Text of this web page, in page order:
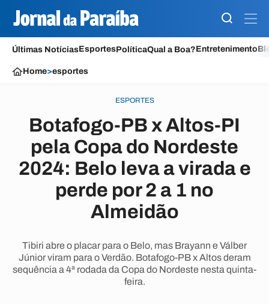
Últimas NotíciasEsportesPolíticaQual a Boa?Entretenimento
Home>esportes
ESPORTES
Botafogo-PB x Altos-PI
pela Copa do Nordeste
2024: Belo leva a virada e
perde por 2 a 1 no
Almeidão
Tibiri abre o placar para o Belo, mas Brayann e Válber
Júnior viram para o Verdão. Botafogo-PB x Altos deram
sequência a 4ª rodada da Copa do Nordeste nesta quinta-
feira.